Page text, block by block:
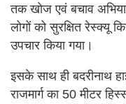
तक खोज एवं बचाव
लोगों को सुरक्षित रेस्क्यू
उपचार किया गया।
इसके साथ ही बदरीनाथ
राजमार्ग का 50 मीटर